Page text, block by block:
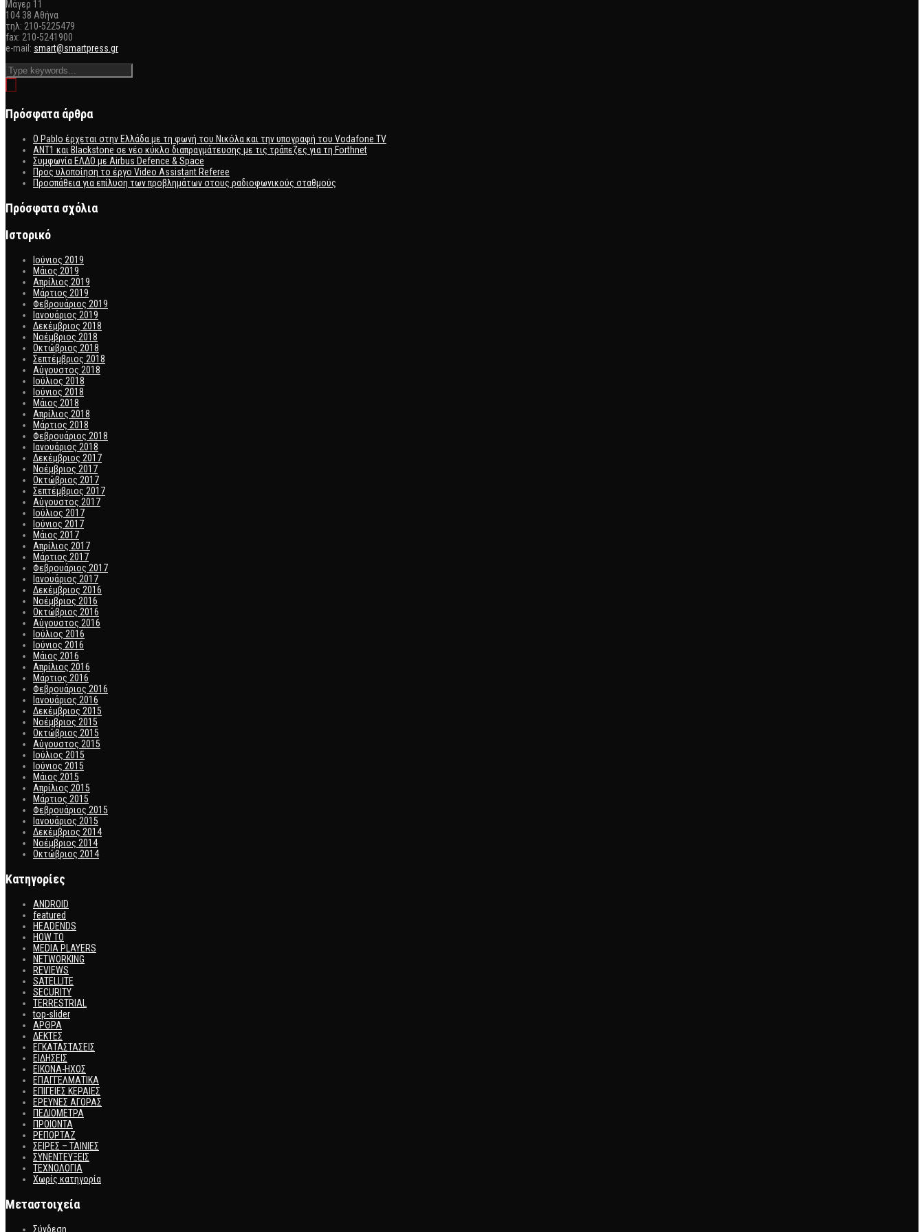
Mάγερ 11
104 38 Αθήνα
τηλ: 210-5225479
fax: 210-5241900
e-mail: smart@smartpress.gr
Πρόσφατα άρθρα
Ο Pablo έρχεται στην Ελλάδα με τη φωνή του Νικόλα και την υπογραφή του Vodafone TV
ΑΝΤ1 και Blackstone σε νέο κύκλο διαπραγμάτευσης με τις τράπεζες για τη Forthnet
Συμφωνία ΕΛΔΟ με Airbus Defence & Space
Προς υλοποίηση το έργο Video Assistant Referee
Προσπάθεια για επίλυση των προβλημάτων στους ραδιοφωνικούς σταθμούς
Πρόσφατα σχόλια
Ιστορικό
Ιούνιος 2019
Μάιος 2019
Απρίλιος 2019
Μάρτιος 2019
Φεβρουάριος 2019
Ιανουάριος 2019
Δεκέμβριος 2018
Νοέμβριος 2018
Οκτώβριος 2018
Σεπτέμβριος 2018
Αύγουστος 2018
Ιούλιος 2018
Ιούνιος 2018
Μάιος 2018
Απρίλιος 2018
Μάρτιος 2018
Φεβρουάριος 2018
Ιανουάριος 2018
Δεκέμβριος 2017
Νοέμβριος 2017
Οκτώβριος 2017
Σεπτέμβριος 2017
Αύγουστος 2017
Ιούλιος 2017
Ιούνιος 2017
Μάιος 2017
Απρίλιος 2017
Μάρτιος 2017
Φεβρουάριος 2017
Ιανουάριος 2017
Δεκέμβριος 2016
Νοέμβριος 2016
Οκτώβριος 2016
Αύγουστος 2016
Ιούλιος 2016
Ιούνιος 2016
Μάιος 2016
Απρίλιος 2016
Μάρτιος 2016
Φεβρουάριος 2016
Ιανουάριος 2016
Δεκέμβριος 2015
Νοέμβριος 2015
Οκτώβριος 2015
Αύγουστος 2015
Ιούλιος 2015
Ιούνιος 2015
Μάιος 2015
Απρίλιος 2015
Μάρτιος 2015
Φεβρουάριος 2015
Ιανουάριος 2015
Δεκέμβριος 2014
Νοέμβριος 2014
Οκτώβριος 2014
Kατηγορίες
ANDROID
featured
HEADENDS
HOW TO
MEDIA PLAYERS
NETWORKING
REVIEWS
SATELLITE
SECURITY
TERRESTRIAL
top-slider
ΑΡΘΡΑ
ΔΕΚΤΕΣ
ΕΓΚΑΤΑΣΤΑΣΕΙΣ
ΕΙΔΗΣΕΙΣ
ΕΙΚΟΝΑ-ΗΧΟΣ
ΕΠΑΓΓΕΛΜΑΤΙΚΑ
ΕΠΙΓΕΙΕΣ ΚΕΡΑΙΕΣ
ΕΡΕΥΝΕΣ ΑΓΟΡΑΣ
ΠΕΔΙΟΜΕΤΡΑ
ΠΡΟΙΟΝΤΑ
ΡΕΠΟΡΤΑΖ
ΣΕΙΡΕΣ – ΤΑΙΝΙΕΣ
ΣΥΝΕΝΤΕΥΞΕΙΣ
ΤΕΧΝΟΛΟΓΙΑ
Χωρίς κατηγορία
Μεταστοιχεία
Σύνδεση